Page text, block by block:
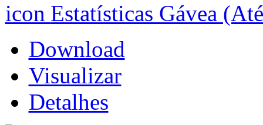
Estatísticas Gávea
Download
Visualizar
Detalhes